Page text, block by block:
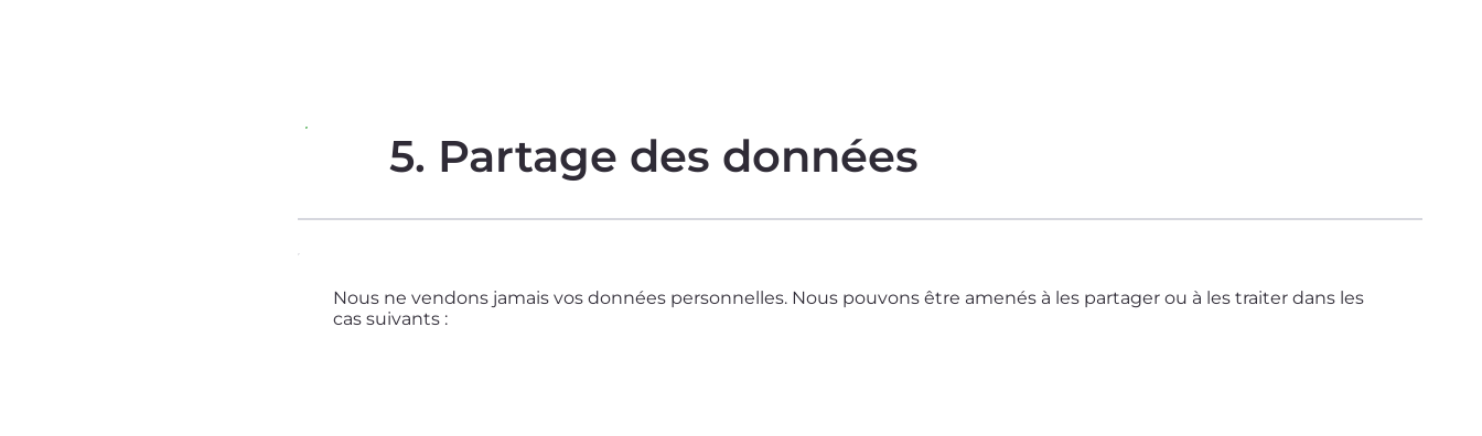
5. Partage des données
Nous ne vendons jamais vos données personnelles. Nous pouvons être amenés à les partager ou à les traiter dans les
cas suivants :